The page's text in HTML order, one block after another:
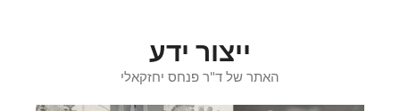
ייצור ידע
האתר של ד"ר פנחס יחזקאלי